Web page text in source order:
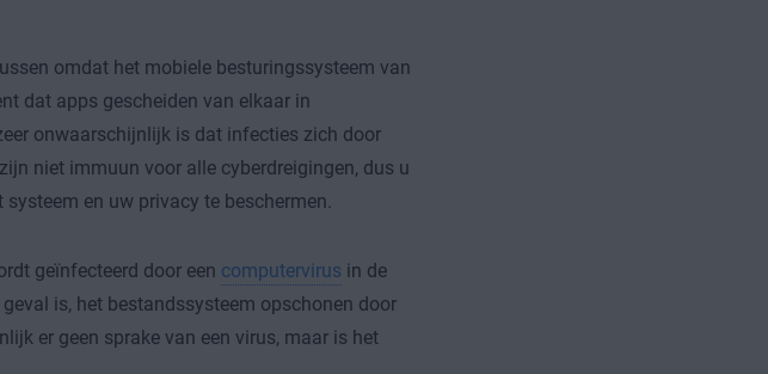
omdat het mobiele besturingssysteem van
dat apps gescheiden van elkaar in
onwaarschijnlijk is dat infecties zich door
niet immuun voor alle cyberdreigingen, dus u
en uw privacy te beschermen.
geïnfecteerd door een computervirus in de
is, het bestandssysteem opschonen door
er geen sprake van een virus, maar is het